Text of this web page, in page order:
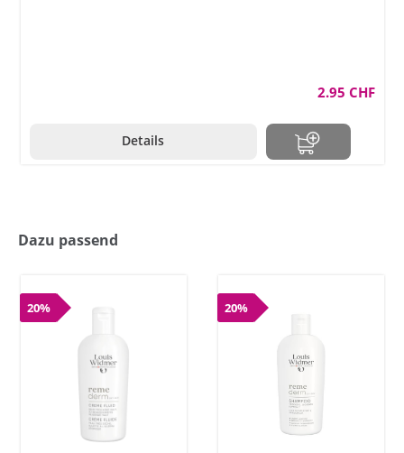
2.95 CHF
Details
Dazu passend
20% 20%